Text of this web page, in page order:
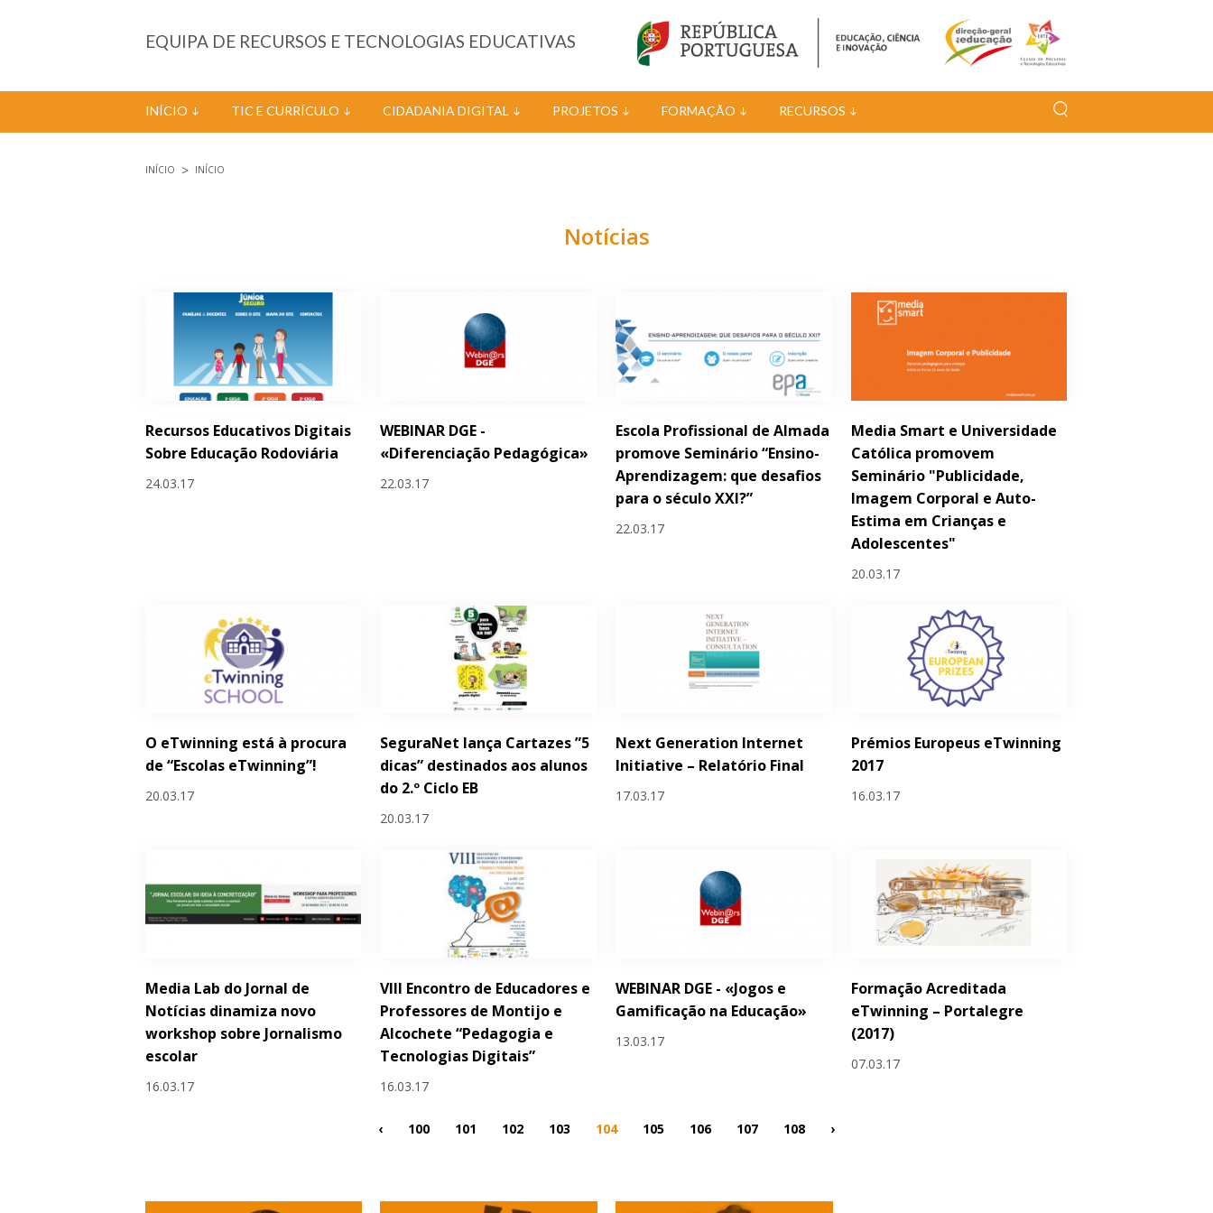
EQUIPA DE RECURSOS E TECNOLOGIAS EDUCATIVAS
INÍCIO TIC E CURRÍCULO CIDADANIA DIGITAL PROJETOS FORMAÇÃO RECURSOS
INÍCIO INÍCIO
Notícias
Recursos Educativos Digitais
Sobre Educação Rodoviária
24.03.17
WEBINAR DGE -
«Diferenciação Pedagógica»
22.03.17
Escola Profissional de Almada
promove Seminário “Ensino-
Aprendizagem: que desafios
para o século XXI?”
22.03.17
Media Smart e Universidade
Católica promovem
Seminário "Publicidade,
Imagem Corporal e Auto-
Estima em Crianças e
Adolescentes"
20.03.17
O eTwinning está à procura
de “Escolas eTwinning”!
20.03.17
SeguraNet lança Cartazes ”5
dicas” destinados aos alunos
do 2.º Ciclo EB
20.03.17
Next Generation Internet
Initiative – Relatório Final
17.03.17
Prémios Europeus eTwinning
2017
16.03.17
Media Lab do Jornal de
Notícias dinamiza novo
workshop sobre Jornalismo
escolar
16.03.17
VIII Encontro de Educadores e
Professores de Montijo e
Alcochete “Pedagogia e
Tecnologias Digitais”
16.03.17
WEBINAR DGE - «Jogos e
Gamificação na Educação»
13.03.17
Formação Acreditada
eTwinning – Portalegre
(2017)
07.03.17
Páginas
‹ 100 101 102 103 104 105 106 107 108 ›